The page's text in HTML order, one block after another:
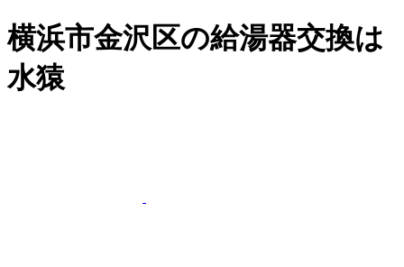
横浜市金沢区の給湯器交換は
水猿